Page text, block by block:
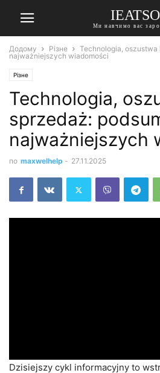
IEATSO
Ми навчимо вас
Додому Різне
Technologia,
najważniejszych wiadomości
Різне
Technologia,
sprzedaż:
najważniejszych
по maxwelhelp - 27.11.2025
Dzisiejszy cykl informacyjny to